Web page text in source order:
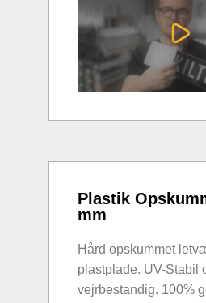
Plastik
mm
Hård opskummet
plastplade. UV-Stabil
vejrbestandig. 100%